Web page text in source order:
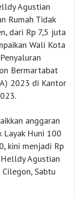
Agustian
Rumah Tidak
dari Rp 7,5 juta
Wali Kota
Bermartabat
2023 di Kantor
anggaran
Layak Huni 100
kini menjadi Rp
Agustian
Sabtu